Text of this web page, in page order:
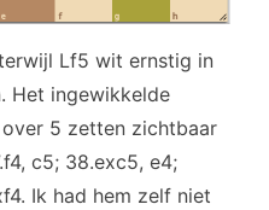
Lf5 wit ernstig in
Het ingewikkelde
5 zetten zichtbaar
c5; 38.exc5, e4;
Ik had hem zelf niet